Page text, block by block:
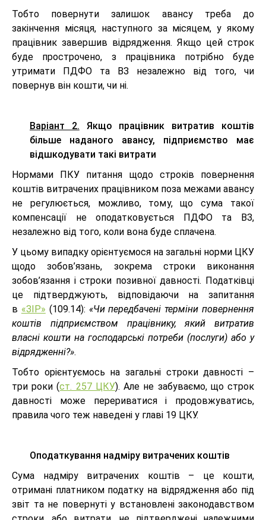
Тобто повернути залишок авансу треба до
закінчення місяця, наступного за місяцем, у якому
працівник завершив відрядження. Якщо цей строк
буде прострочено, з працівника потрібно буде
утримати ПДФО та ВЗ незалежно від того, чи
повернув він кошти, чи ні.
Варіант 2. Якщо працівник витратив коштів
більше наданого авансу, підприємство має
відшкодувати такі витрати
Нормами ПКУ питання щодо строків повернення
коштів витрачених працівником поза межами авансу
не регулюється, можливо, тому, що сума такої
компенсації не оподатковується ПДФО та ВЗ,
незалежно від того, коли вона буде сплачена.
У цьому випадку орієнтуємося на загальні норми ЦКУ
щодо зобов’язань, зокрема строки виконання
зобов’язання і строки позивної давності. Податківці
це підтверджують, відповідаючи на запитання
в «ЗІР» (109.14): «Чи передбачені терміни повернення
коштів підприємством працівнику, який витратив
власні кошти на господарські потреби (послуги) або у
відрядженні?».
Тобто орієнтуємось на загальні строки давності –
три роки (ст. 257 ЦКУ). Але не забуваємо, що строк
давності може перериватися і продовжуватись,
правила чого теж наведені у главі 19 ЦКУ.
Оподаткування надміру витрачених коштів
Сума надміру витрачених коштів – це кошти,
отримані платником податку на відрядження або під
звіт та не повернуті у встановлені законодавством